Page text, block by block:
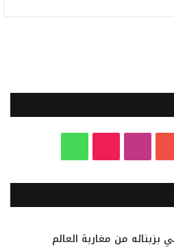
ت
س
k
T
ت
س
بزبنائه من مغاربة العالم